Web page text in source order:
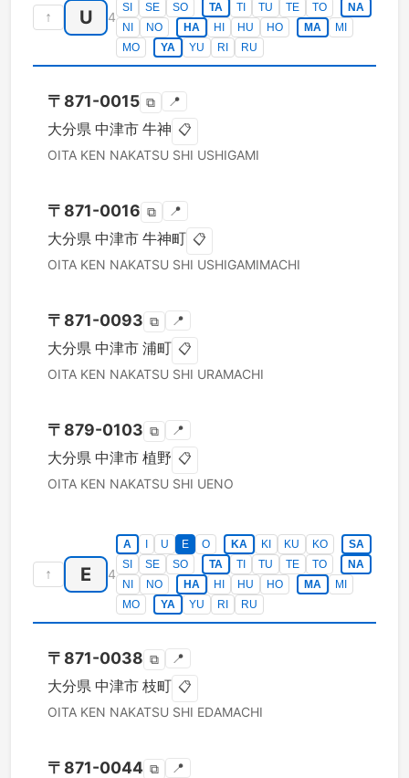
↑ U 4
SI
SE SO TA TI TU TE TO
NA
NI
NO HA HI HU HO MA
MI
MO
YA YU RI RU
〒 871-0015 ⧉ 📍
大分県 中津市 牛神 📋
OITA KEN NAKATSU SHI USHIGAMI
〒 871-0016 ⧉ 📍
大分県 中津市 牛神町 📋
OITA KEN NAKATSU SHI USHIGAMIMACHI
〒 871-0093 ⧉ 📍
大分県 中津市 浦町 📋
OITA KEN NAKATSU SHI URAMACHI
〒 879-0103 ⧉ 📍
大分県 中津市 植野 📋
OITA KEN NAKATSU SHI UENO
↑ E 4
A U E O KA KI KU KO
SA
SI
SE SO TA TI TU TE TO
NA
NI
NO HA HI HU HO MA
MI
MO
YA YU RI RU
〒 871-0038 ⧉ 📍
大分県 中津市 枝町 📋
OITA KEN NAKATSU SHI EDAMACHI
〒 871-0044 ⧉ 📍